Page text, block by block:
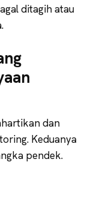
ditagih atau
dan
Keduanya
pendek.